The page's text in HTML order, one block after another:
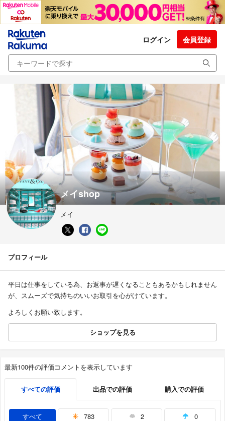
ログイン 会員登録
メイshop
メイ
プロフィール
平日は仕事をしている為、お返事が遅くなることもあるかもしれません
が、スムーズで気持ちのいいお取引を心がけています。
よろしくお願い致します。
ショップを見る
最新100件の評価コメントを表示しています
すべての評価 出品での評価 購入での評価
すべて 783 2 0